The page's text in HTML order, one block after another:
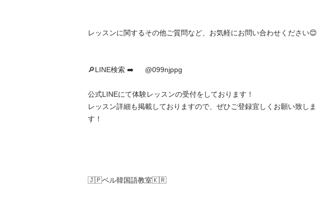
レッスンに関するその他ご質問など、お気軽にお問い合わせください😊
🔎LINE検索 ➡️  　@099njppg
公式LINEにて体験レッスンの受付をしております！
レッスン詳細も掲載しておりますので、ぜひご登録宜しくお願い致しま
す！
🇯🇵ベル韓国語教室🇰🇷